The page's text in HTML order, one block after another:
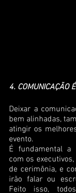
4. COMUNICAÇÃO
Deixar a
bem alinhadas,
atingir os
evento.
É fundamental a
com os
de cerimônia, e
irão falar ou
Feito isso,